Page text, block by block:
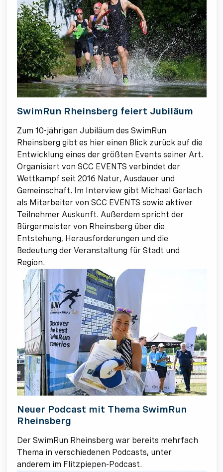
SwimRun Rheinsberg feiert Jubiläum
Zum 10-jährigen Jubiläum des SwimRun
Rheinsberg gibt es hier einen Blick zurück auf die
Entwicklung eines der größten Events seiner Art.
Organisiert von SCC EVENTS verbindet der
Wettkampf seit 2016 Natur, Ausdauer und
Gemeinschaft. Im Interview gibt Michael Gerlach
als Mitarbeiter von SCC EVENTS sowie aktiver
Teilnehmer Auskunft. Außerdem spricht der
Bürgermeister von Rheinsberg über die
Entstehung, Herausforderungen und die
Bedeutung der Veranstaltung für Stadt und
Region.
Neuer Podcast mit Thema SwimRun
Rheinsberg
Der SwimRun Rheinsberg war bereits mehrfach
Thema in verschiedenen Podcasts, unter
anderem im Flitzpiepen-Podcast.